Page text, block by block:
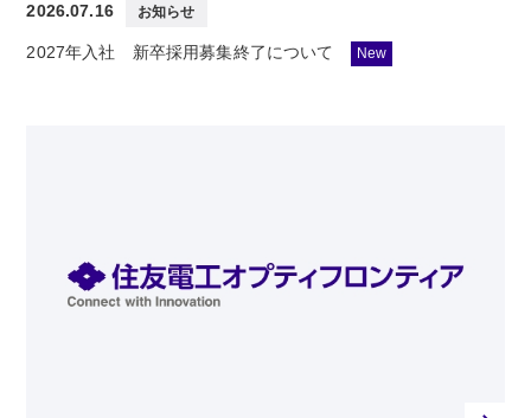
2026.07.16 お知らせ
2027年入社 新卒採用募集終了について New